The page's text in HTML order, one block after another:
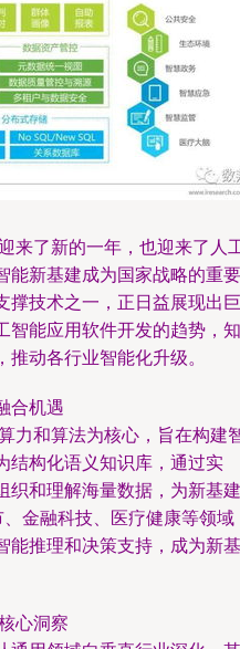
来了新的一年，也迎来了人
能新基建成为国家战略的重要
撑技术之一，正日益展现出巨
智能应用软件开发的趋势，知
动各行业智能化升级。
合机遇
力和算法为核心，旨在构建
结构化语义知识库，通过实
织和理解海量数据，为新基建
金融科技、医疗健康等领域
能推理和决策支持，成为新基
心洞察